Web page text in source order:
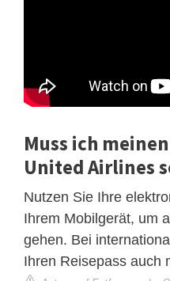
Muss ich
United Airlines
Nutzen Sie Ihre
Ihrem Mobilgerät, um
gehen. Bei
Ihren Reisepass auch